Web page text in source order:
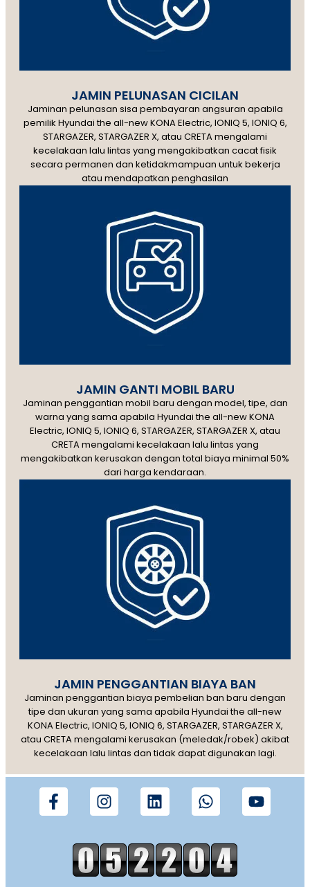
JAMIN PELUNASAN CICILAN
Jaminan pelunasan sisa pembayaran angsuran apabila
pemilik Hyundai the all-new KONA Electric, IONIQ 5, IONIQ 6,
STARGAZER, STARGAZER X, atau CRETA mengalami
kecelakaan lalu lintas yang mengakibatkan cacat fisik
secara permanen dan ketidakmampuan untuk bekerja
atau mendapatkan penghasilan
JAMIN GANTI MOBIL BARU
Jaminan penggantian mobil baru dengan model, tipe, dan
warna yang sama apabila Hyundai the all-new KONA
Electric, IONIQ 5, IONIQ 6, STARGAZER, STARGAZER X, atau
CRETA mengalami kecelakaan lalu lintas yang
mengakibatkan kerusakan dengan total biaya minimal 50%
dari harga kendaraan.
JAMIN PENGGANTIAN BIAYA BAN
Jaminan penggantian biaya pembelian ban baru dengan
tipe dan ukuran yang sama apabila Hyundai the all-new
KONA Electric, IONIQ 5, IONIQ 6, STARGAZER, STARGAZER X,
atau CRETA mengalami kerusakan (meledak/robek) akibat
kecelakaan lalu lintas dan tidak dapat digunakan lagi.